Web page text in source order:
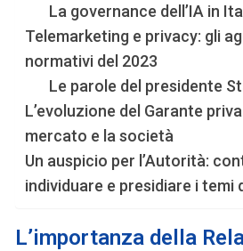
La governance dell’IA in
Telemarketing e privacy: gli
normativi del 2023
Le parole del presidente
L’evoluzione del Garante
mercato e la società
Un auspicio per l’Autorità:
individuare e presidiare i temi
L’importanza della